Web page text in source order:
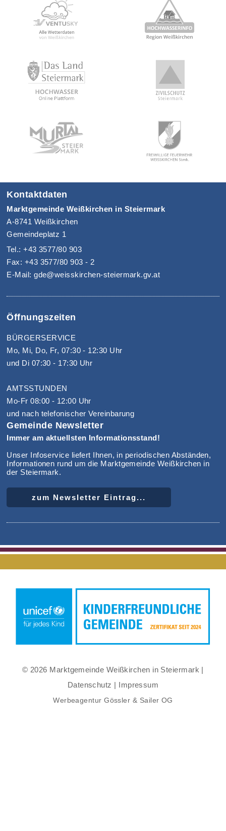
Kontaktdaten
Marktgemeinde Weißkirchen in Steiermark
A-8741 Weißkirchen
Gemeindeplatz 1
Tel.: +43 3577/80 903
Fax: +43 3577/80 903 - 2
E-Mail: gde@weisskirchen-steiermark.gv.at
Öffnungszeiten
BÜRGERSERVICE
Mo, Mi, Do, Fr, 07:30 - 12:30 Uhr
und Di 07:30 - 17:30 Uhr
AMTSSTUNDEN
Mo-Fr 08:00 - 12:00 Uhr
und nach telefonischer Vereinbarung
Gemeinde Newsletter
Immer am aktuellsten Informationsstand!
Unser Infoservice liefert Ihnen, in periodischen Abständen,
Informationen rund um die Marktgemeinde Weißkirchen in
der Steiermark.
zum Newsletter Eintrag...
© 2026 Marktgemeinde Weißkirchen in Steiermark |
Datenschutz | Impressum
Werbeagentur Gössler & Sailer OG